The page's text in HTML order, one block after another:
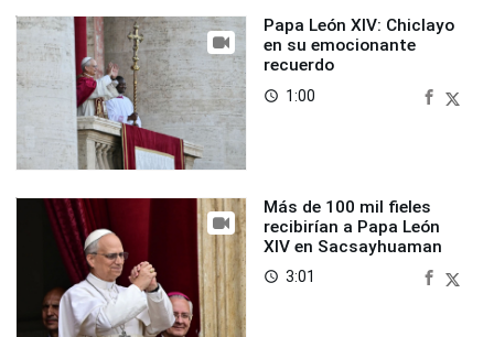
Papa León XIV: Chiclayo
en su emocionante
recuerdo
access_time 1:00
Más de 100 mil fieles
recibirían a Papa León
XIV en Sacsayhuaman
access_time 3:01